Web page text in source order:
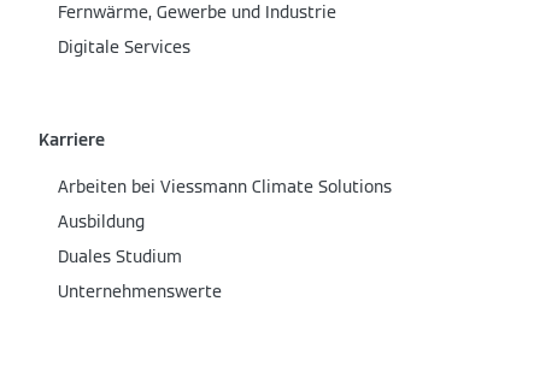
Fernwärme, Gewerbe und Industrie
Digitale Services
Karriere
Arbeiten bei Viessmann Climate Solutions
Ausbildung
Duales Studium
Unternehmenswerte